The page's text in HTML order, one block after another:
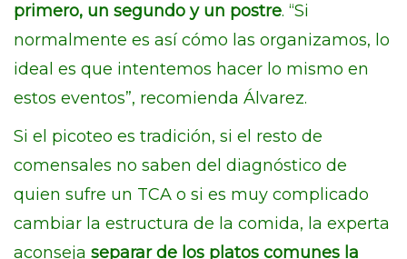
primero, un segundo y un postre. “Si
normalmente es así cómo las organizamos, lo
ideal es que intentemos hacer lo mismo en
estos eventos”, recomienda Álvarez.
Si el picoteo es tradición, si el resto de
comensales no saben del diagnóstico de
quien sufre un TCA o si es muy complicado
cambiar la estructura de la comida, la experta
aconseja separar de los platos comunes la